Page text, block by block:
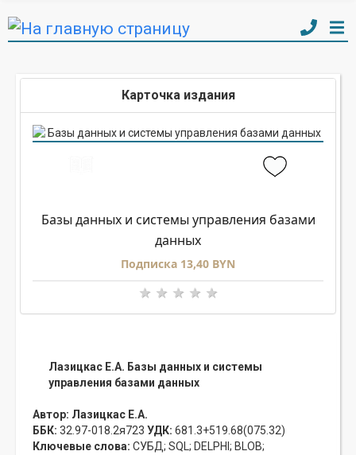
Карточка издания
Базы данных и системы управления базами
данных
Подписка 13,40 BYN
Лазицкас Е.А. Базы данных и системы
управления базами данных
Автор: Лазицкас Е.А.
ББК: 32.97-018.2я723 УДК: 681.3+519.68(075.32)
Ключевые слова: СУБД; SQL; DELPHI; BLOB;